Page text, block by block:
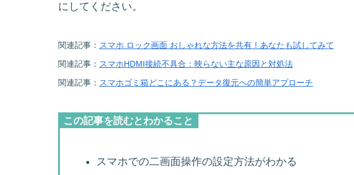
にしてください。
関連記事： スマホ ロック画面 おしゃれな方法を共有！あなたも試してみて
関連記事： スマホHDMI接続不具合：映らない主な原因と対処法
関連記事： スマホゴミ箱どこにある？データ復元への簡単アプローチ
この記事を読むとわかること
スマホでの二画面操作の設定方法がわかる